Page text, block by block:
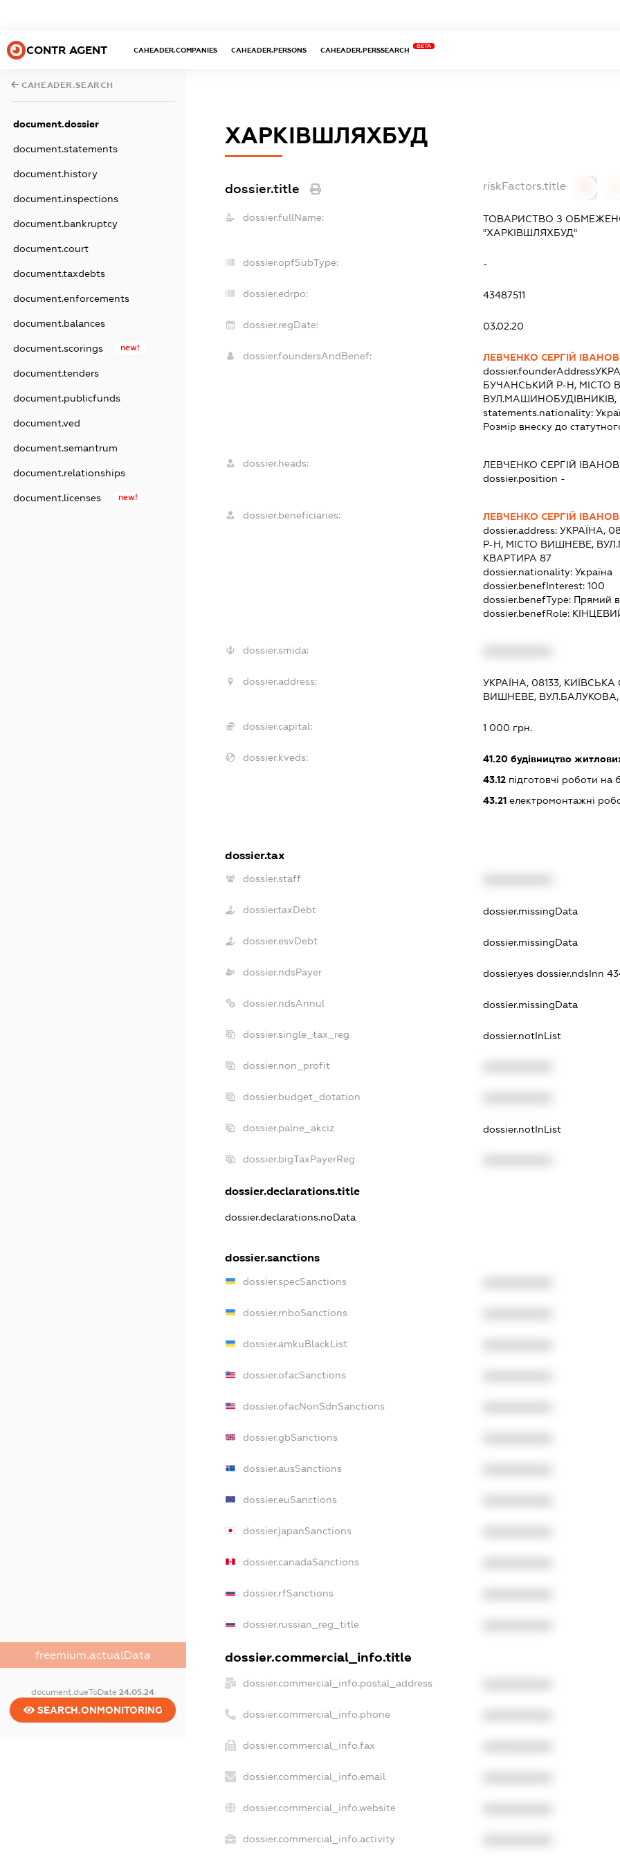
CONTR AGENT CAHEADER.COMPANIES CAHEADER.PERSONS CAHEADER.PERSSEARCH
BETA
CAHEADER.SEARCH
document.dossier
document.statements
document.history
document.inspections
document.bankruptcy
document.court
document.taxdebts
document.enforcements
document.balances
document.scorings new!
document.tenders
document.publicfunds
document.ved
document.semantrum
document.relationships
document.licenses new!
freemium.actualData
document.dueToDate24.05.24
SEARCH.ONMONITORING
ХАРКІВШЛЯХБУД
dossier.title riskFactors.title
dossier.fullName:
ТОВАРИСТВО З
"ХАРКІВШЛЯХБУД"
dossier.opfSubType: -
dossier.edrpo: 43487511
dossier.regDate: 03.02.20
dossier.foundersAndBenef:
ЛЕВЧЕНКО СЕРГІЙ
dossier.founderAddress
БУЧАНСЬКИЙ Р-Н, МІСТО
ВУЛ.МАШИНОБУДІВНИКІВ,
statements.nationality:
Розмір внеску до
dossier.heads: ЛЕВЧЕНКО СЕРГІЙ
dossier.position -
dossier.beneficiaries:
ЛЕВЧЕНКО СЕРГІЙ
dossier.address: УКРАЇНА,
Р-Н, МІСТО ВИШНЕВЕ,
КВАРТИРА 87
dossier.nationality: Україна
dossier.benefInterest: 100
dossier.benefType: Прямий
dossier.benefRole:
dossier.smida:
dossier.address:
УКРАЇНА, 08133,
ВИШНЕВЕ,
dossier.capital: 1 000 грн.
dossier.kveds: 41.20будівництво
43.12підготовчі роботи на
43.21електромонтажні
dossier.tax
dossier.staff
dossier.taxDebt dossier.missingData
dossier.esvDebt dossier.missingData
dossier.ndsPayer dossier.yes dossier.ndsInn
dossier.ndsAnnul dossier.missingData
dossier.single_tax_reg dossier.notInList
dossier.non_profit
dossier.budget_dotation
dossier.palne_akciz dossier.notInList
dossier.bigTaxPayerReg
dossier.declarations.title
dossier.declarations.noData
dossier.sanctions
dossier.specSanctions
dossier.rnboSanctions
dossier.amkuBlackList
dossier.ofacSanctions
dossier.ofacNonSdnSanctions
dossier.gbSanctions
dossier.ausSanctions
dossier.euSanctions
dossier.japanSanctions
dossier.canadaSanctions
dossier.rfSanctions
dossier.russian_reg_title
dossier.commercial_info.title
dossier.commercial_info.postal_address
dossier.commercial_info.phone
dossier.commercial_info.fax
dossier.commercial_info.email
dossier.commercial_info.website
dossier.commercial_info.activity